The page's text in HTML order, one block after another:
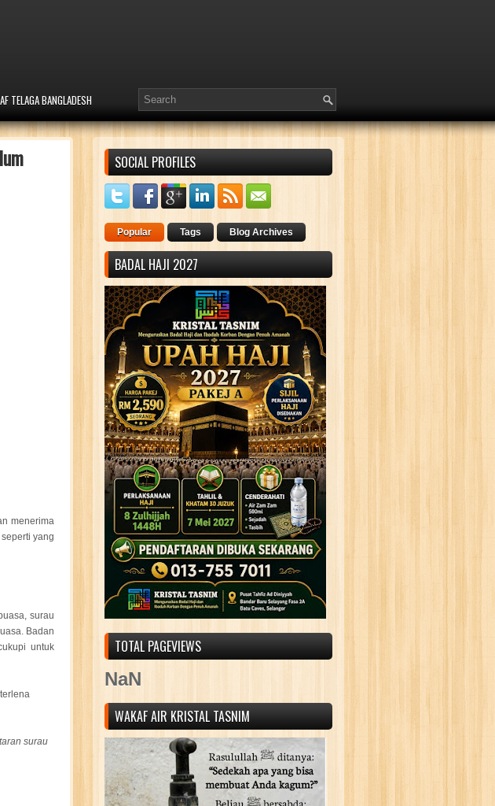
TELAGA BANGLADESH
menerima
yang
surau
Badan
untuk
surau
SOCIAL PROFILES
Popular Tags Blog Archives
BADAL HAJI 2027
TOTAL PAGEVIEWS
NaN
WAKAF AIR KRISTAL TASNIM